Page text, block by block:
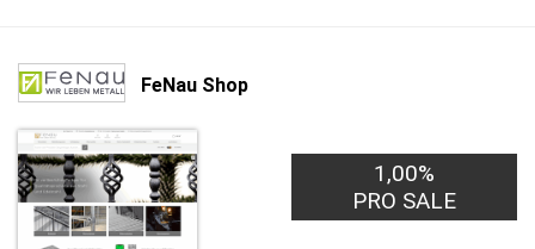
FeNau Shop
1,00%
PRO SALE